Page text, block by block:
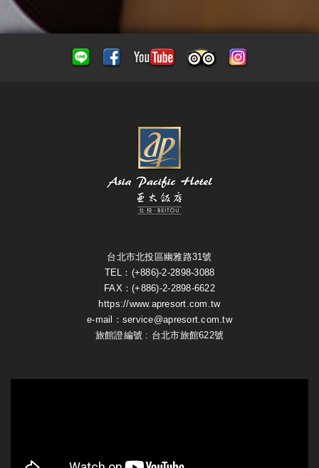
台北市北投區幽雅路31號
TEL：(+886)-2-2898-3088
FAX：(+886)-2-2898-6622
https://www.apresort.com.tw
e-mail：service@apresort.com.tw
旅館證編號 : 台北市旅館622號